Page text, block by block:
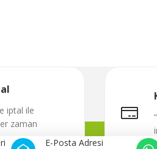
iptal ile
zaman
E-Posta Adresi